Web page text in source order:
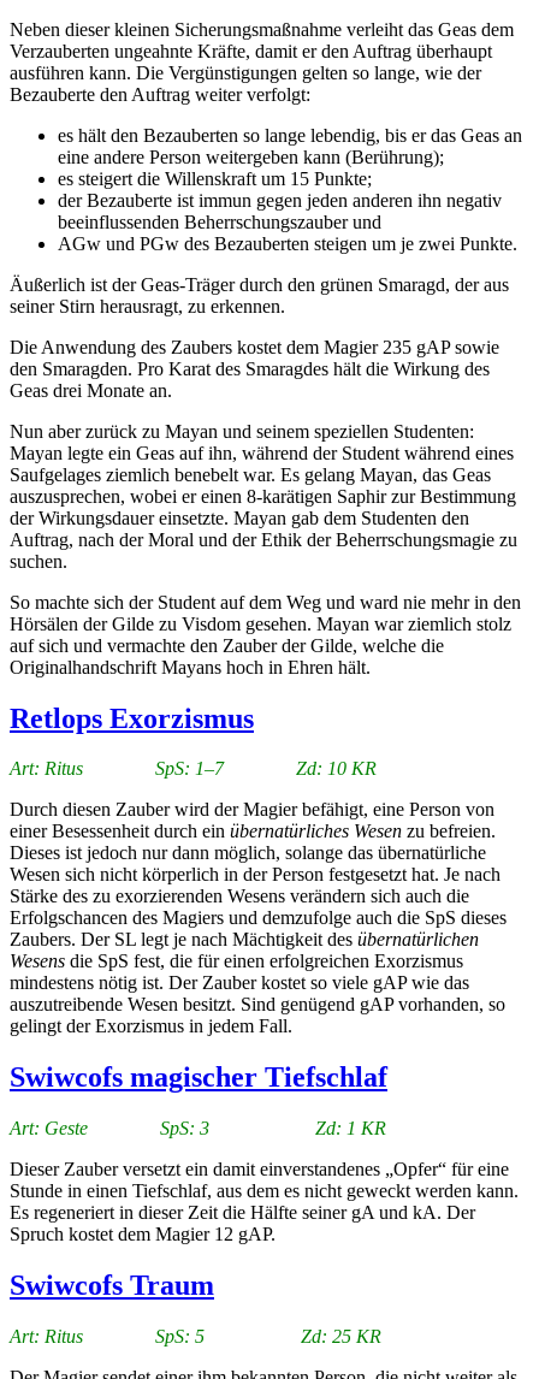
Neben dieser kleinen Sicherungsmaßnahme verleiht das Geas dem
Verzauberten ungeahnte Kräfte, damit er den Auftrag überhaupt
ausführen kann. Die Vergünstigungen gelten so lange, wie der
Bezauberte den Auftrag weiter verfolgt:
es hält den Bezauberten so lange lebendig, bis er das Geas an
eine andere Person weitergeben kann (Berührung);
es steigert die Willenskraft um 15 Punkte;
der Bezauberte ist immun gegen jeden anderen ihn negativ
beeinflussenden Beherrschungszauber und
AGw und PGw des Bezauberten steigen um je zwei Punkte.
Äußerlich ist der Geas-Träger durch den grünen Smaragd, der aus
seiner Stirn herausragt, zu erkennen.
Die Anwendung des Zaubers kostet dem Magier 235 gAP sowie
den Smaragden. Pro Karat des Smaragdes hält die Wirkung des
Geas drei Monate an.
Nun aber zurück zu Mayan und seinem speziellen Studenten:
Mayan legte ein Geas auf ihn, während der Student während eines
Saufgelages ziemlich benebelt war. Es gelang Mayan, das Geas
auszusprechen, wobei er einen 8-karätigen Saphir zur Bestimmung
der Wirkungsdauer einsetzte. Mayan gab dem Studenten den
Auftrag, nach der Moral und der Ethik der Beherrschungsmagie zu
suchen.
So machte sich der Student auf dem Weg und ward nie mehr in den
Hörsälen der Gilde zu Visdom gesehen. Mayan war ziemlich stolz
auf sich und vermachte den Zauber der Gilde, welche die
Originalhandschrift Mayans hoch in Ehren hält.
Retlops Exorzismus
Art: Ritus SpS: 1–7 Zd: 10 KR
Durch diesen Zauber wird der Magier befähigt, eine Person von
einer Besessenheit durch ein übernatürliches Wesen zu befreien.
Dieses ist jedoch nur dann möglich, solange das übernatürliche
Wesen sich nicht körperlich in der Person festgesetzt hat. Je nach
Stärke des zu exorzierenden Wesens verändern sich auch die
Erfolgschancen des Magiers und demzufolge auch die SpS dieses
Zaubers. Der SL legt je nach Mächtigkeit des übernatürlichen
Wesens die SpS fest, die für einen erfolgreichen Exorzismus
mindestens nötig ist. Der Zauber kostet so viele gAP wie das
auszutreibende Wesen besitzt. Sind genügend gAP vorhanden, so
gelingt der Exorzismus in jedem Fall.
Swiwcofs magischer Tiefschlaf
Art: Geste SpS: 3 Zd: 1 KR
Dieser Zauber versetzt ein damit einverstandenes „Opfer“ für eine
Stunde in einen Tiefschlaf, aus dem es nicht geweckt werden kann.
Es regeneriert in dieser Zeit die Hälfte seiner gA und kA. Der
Spruch kostet dem Magier 12 gAP.
Swiwcofs Traum
Art: Ritus SpS: 5 Zd: 25 KR